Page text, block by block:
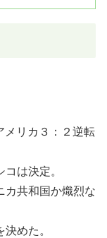
メリカ３：２逆転
は決定。
カ共和国か熾烈な
めた。